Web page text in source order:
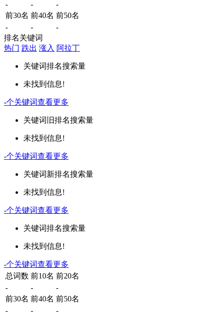
- -
-
前30名 前40名 前50名
-
-
-
排名关键词
热门 跌出 涨入 阿拉丁
关键词排名搜索量
未找到信息!
-个关键词查看更多
关键词 旧排名搜索量
未找到信息!
-个关键词查看更多
关键词新排名搜索量
未找到信息!
-个关键词查看更多
关键词排名搜索量
未找到信息!
-个关键词查看更多
总词数 前10名 前20名
-
-
-
前30名 前40名 前50名
-
-
-